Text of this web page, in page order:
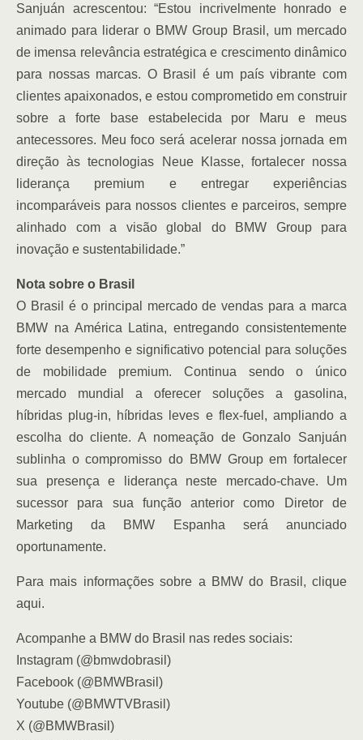
Sanjuán acrescentou: “Estou incrivelmente honrado e
animado para liderar o BMW Group Brasil, um mercado
de imensa relevância estratégica e crescimento dinâmico
para nossas marcas. O Brasil é um país vibrante com
clientes apaixonados, e estou comprometido em construir
sobre a forte base estabelecida por Maru e meus
antecessores. Meu foco será acelerar nossa jornada em
direção às tecnologias Neue Klasse, fortalecer nossa
liderança premium e entregar experiências
incomparáveis para nossos clientes e parceiros, sempre
alinhado com a visão global do BMW Group para
inovação e sustentabilidade.”
Nota sobre o Brasil
O Brasil é o principal mercado de vendas para a marca
BMW na América Latina, entregando consistentemente
forte desempenho e significativo potencial para soluções
de mobilidade premium. Continua sendo o único
mercado mundial a oferecer soluções a gasolina,
híbridas plug-in, híbridas leves e flex-fuel, ampliando a
escolha do cliente. A nomeação de Gonzalo Sanjuán
sublinha o compromisso do BMW Group em fortalecer
sua presença e liderança neste mercado-chave. Um
sucessor para sua função anterior como Diretor de
Marketing da BMW Espanha será anunciado
oportunamente.
Para mais informações sobre a BMW do Brasil, clique
aqui.
Acompanhe a BMW do Brasil nas redes sociais:
Instagram (@bmwdobrasil)
Facebook (@BMWBrasil)
Youtube (@BMWTVBrasil)
X (@BMWBrasil)